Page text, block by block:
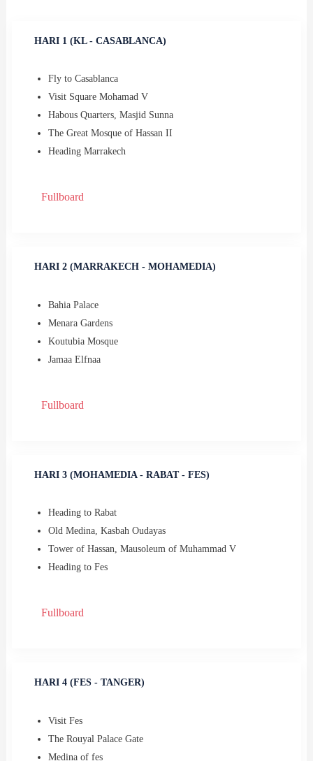
HARI 1 (KL - CASABLANCA)
Fly to Casablanca
⁠Visit Square Mohamad V
⁠Habous Quarters, Masjid Sunna
⁠The Great Mosque of Hassan II
⁠Heading Marrakech
Fullboard
HARI 2 (MARRAKECH - MOHAMEDIA)
Bahia Palace
Menara Gardens
Koutubia Mosque
⁠Jamaa Elfnaa
Fullboard
HARI 3 (MOHAMEDIA - RABAT - FES)
Heading to Rabat
Old Medina, Kasbah Oudayas
⁠Tower of Hassan, Mausoleum of Muhammad V
⁠Heading to Fes
Fullboard
HARI 4 (FES - TANGER)
Visit Fes
The Rouyal Palace Gate
Medina of fes